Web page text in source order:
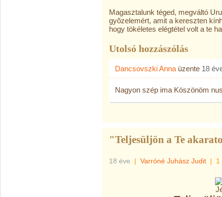
Magasztalunk téged, megváltó
gyõzelemért, amit a kereszten
hogy tökéletes elégtétel volt a te
Utolsó hozzászólás
Dancsovszki Anna üzente 18
Nagyon szép ima Köszönöm
"Teljesüljön a Te
18 éve | Varróné Juhász Judit | 1